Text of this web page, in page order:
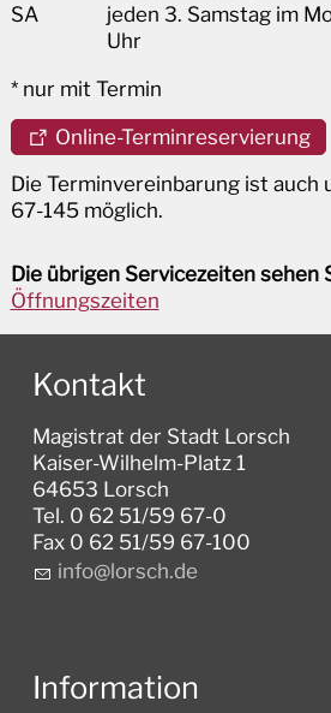
SA
jeden 3. Samstag im
Uhr
* nur mit Termin
Online-Terminreservierung
Die Terminvereinbarung ist auch
67-145 möglich.
Die übrigen Servicezeiten sehen
Öffnungszeiten
Kontakt
Magistrat der Stadt Lorsch
Kaiser-Wilhelm-Platz 1
64653 Lorsch
Tel. 0 62 51/59 67-0
Fax 0 62 51/59 67-100
nf
l rsch d
Information